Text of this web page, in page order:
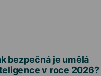
bezpečná je umělá
v roce 2026?